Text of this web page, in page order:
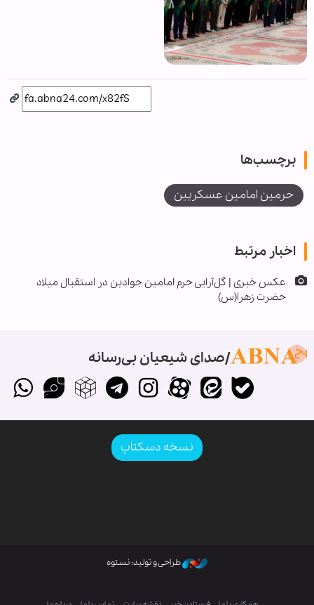
برچسب‌ها
حرمین امامین عسکریین
اخبار مرتبط
عکس خبری | گل‌آرایی حرم امامین جوادین در استقبال میلاد
حضرت زهرا(س)
صدای شیعیان بی‌رسانه
نسخه دسکتاپ
طراحی و تولید: نستوه